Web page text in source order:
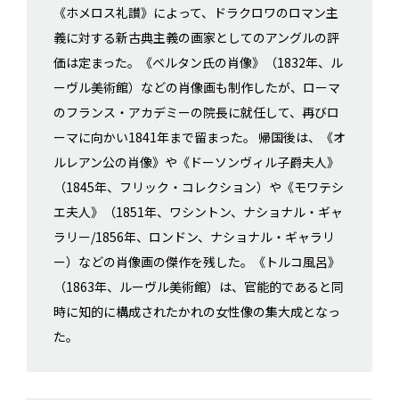
《ホメロス礼讃》によって、ドラクロワのロマン主
義に対する新古典主義の画家としてのアングルの評
価は定まった。《ベルタン氏の肖像》（1832年、ル
ーヴル美術館）などの肖像画も制作したが、ローマ
のフランス・アカデミーの院長に就任して、再びロ
ーマに向かい1841年まで留まった。 帰国後は、《オ
ルレアン公の肖像》や《ドーソンヴィル子爵夫人》
（1845年、フリック・コレクション）や《モワテシ
エ夫人》（1851年、ワシントン、ナショナル・ギャ
ラリー/1856年、ロンドン、ナショナル・ギャラリ
ー）などの肖像画の傑作を残した。《トルコ風呂》
（1863年、ルーヴル美術館）は、官能的であると同
時に知的に構成されたかれの女性像の集大成となっ
た。